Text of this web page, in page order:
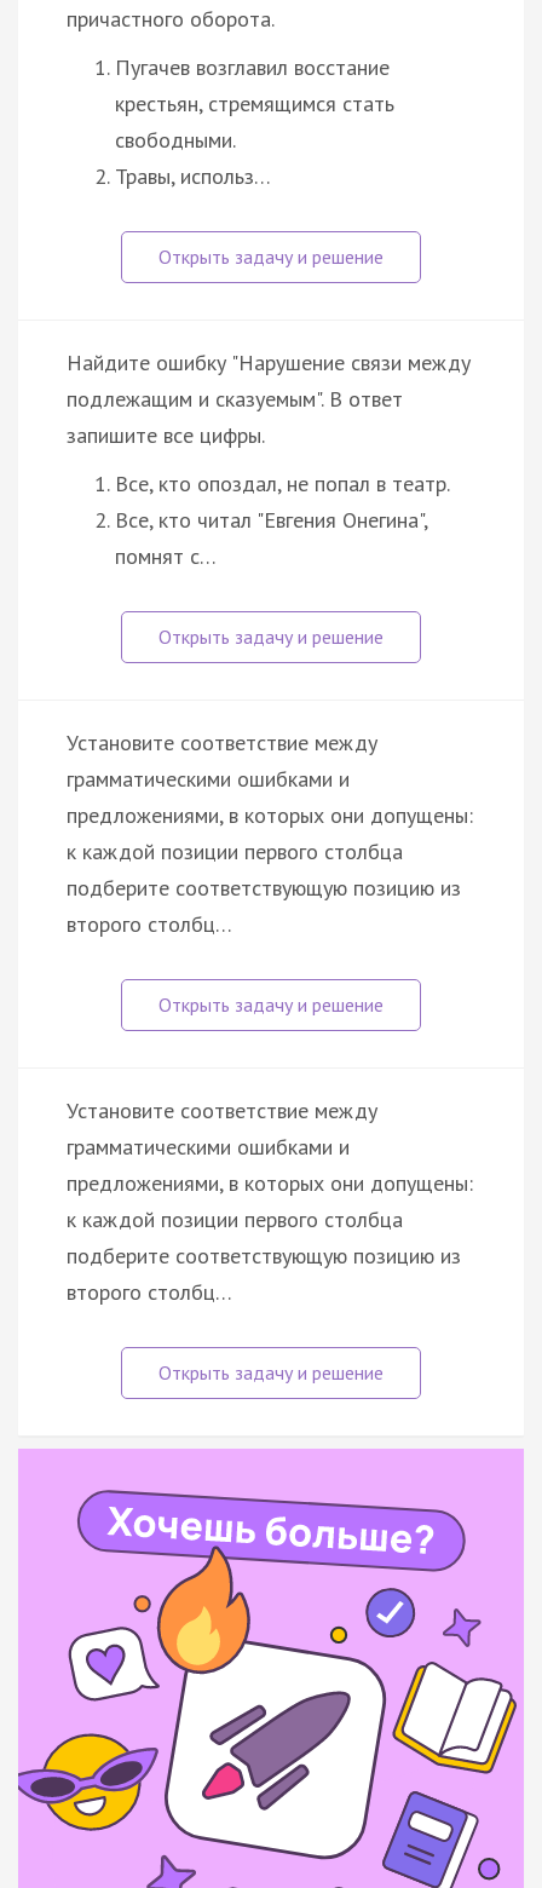
причастного оборота.
Пугачев возглавил восстание
крестьян, стремящимся стать
свободными.
Травы, использ…
Найдите ошибку "Нарушение связи между
подлежащим и сказуемым". В ответ
запишите все цифры.
Все, кто опоздал, не попал в театр.
Все, кто читал "Евгения Онегина",
помнят с…
Установите соответствие между
грамматическими ошибками и
предложениями, в которых они допущены:
к каждой позиции первого столбца
подберите соответствующую позицию из
второго столбц…
Установите соответствие между
грамматическими ошибками и
предложениями, в которых они допущены:
к каждой позиции первого столбца
подберите соответствующую позицию из
второго столбц…